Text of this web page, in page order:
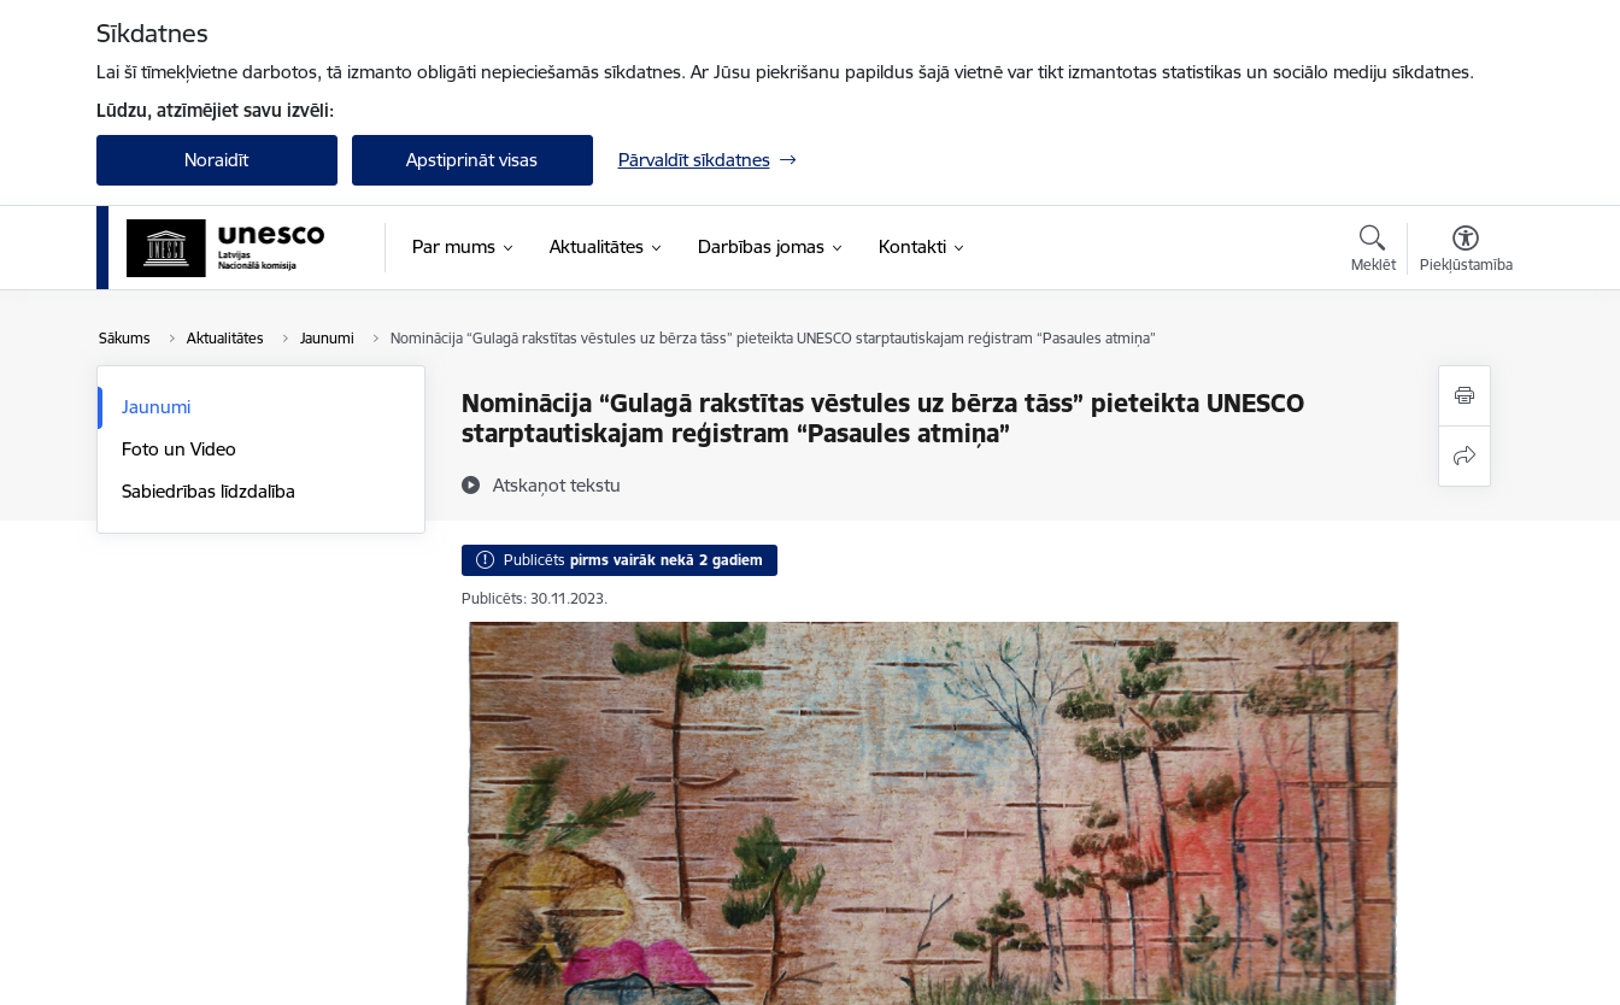
Sīkdatnes
Lai šī tīmekļvietne darbotos, tā izmanto obligāti nepieciešamās sīkdatnes. Ar Jūsu piekrišanu papildus šajā vietnē var tikt izmantotas statistikas un sociālo mediju sīkdatnes.
Lūdzu, atzīmējiet savu izvēli:
Noraidīt Apstiprināt visas Pārvaldīt sīkdatnes
Par mums Aktualitātes Darbības jomas Kontakti
Meklēt Piekļūstamība
Sākums Aktualitātes Jaunumi Nominācija “Gulagā rakstītas vēstules uz bērza tāss” pieteikta UNESCO starptautiskajam reģistram “Pasaules atmiņa”
Nominācija “Gulagā rakstītas vēstules uz bērza tāss” pieteikta UNESCO
starptautiskajam reģistram “Pasaules atmiņa”
Atskaņot tekstu
Jaunumi
Foto un Video
Sabiedrības līdzdalība
Publicēts pirms vairāk nekā 2 gadiem
Publicēts: 30.11.2023.